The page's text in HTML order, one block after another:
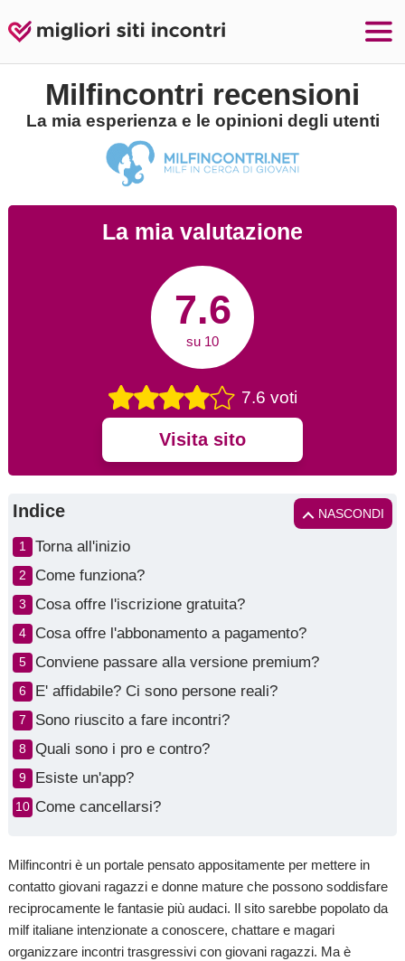
Milfincontri recensioni
La mia esperienza e le opinioni degli utenti
La mia valutazione
7.6
su 10
7.6 voti
Visita sito
NASCONDI
Indice
Torna all'inizio
Come funziona?
Cosa offre l'iscrizione gratuita?
Cosa offre l'abbonamento a pagamento?
Conviene passare alla versione premium?
E' affidabile? Ci sono persone reali?
Sono riuscito a fare incontri?
Quali sono i pro e contro?
Esiste un'app?
Come cancellarsi?
Milfincontri è un portale pensato appositamente per mettere in
contatto giovani ragazzi e donne mature che possono soddisfare
reciprocamente le fantasie più audaci. Il sito sarebbe popolato da
milf italiane intenzionate a conoscere, chattare e magari
organizzare incontri trasgressivi con giovani ragazzi. Ma è